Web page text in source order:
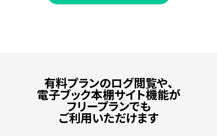
有料プランのログ閲覧や、
電子ブック本棚サイト機能が
フリープランでも
ご利用いただけます